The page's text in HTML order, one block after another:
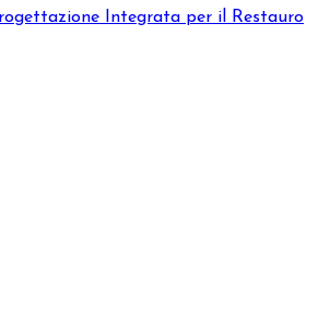
Integrata per il Restauro